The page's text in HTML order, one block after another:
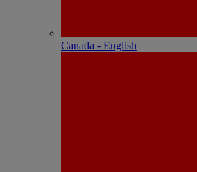
Canada - English